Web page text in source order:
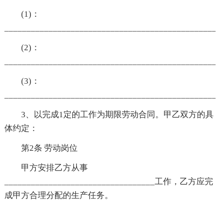
(1)：
(2)：
(3)：
3、以完成1定的工作为期限劳动合同。甲乙双方的具
体约定：
第2条 劳动岗位
甲方安排乙方从事
__________________________________工作，乙方应完
成甲方合理分配的生产任务。